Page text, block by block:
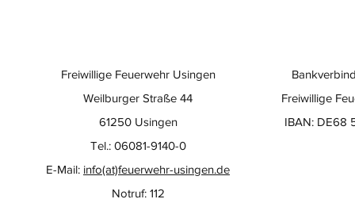
Freiwillige
IBAN: DE68
Freiwillige Feuerwehr Usingen
Weilburger Straße 44
61250 Usingen
Tel.: 06081-9140-0
E-Mail: info(at)feuerwehr-usingen.de
Notruf: 112